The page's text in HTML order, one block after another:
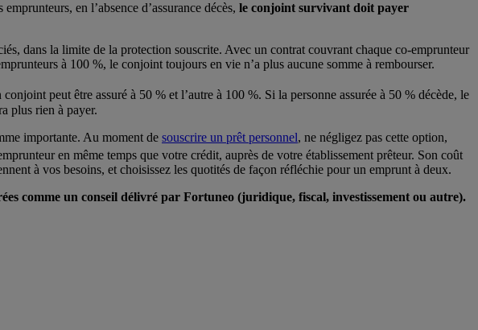
en l’absence d’assurance décès, le conjoint survivant doit payer
dans la limite de la protection souscrite. Avec un contrat couvrant chaque co-emprunteur
à 100 %, le conjoint toujours en vie n’a plus aucune somme à rembourser.
peut être assuré à 50 % et l’autre à 100 %. Si la personne assurée à 50 % décède, le
plus rien à payer.
importante. Au moment de souscrire un prêt personnel, ne négligez pas cette option,
en même temps que votre crédit, auprès de votre établissement prêteur. Son coût
à vos besoins, et choisissez les quotités de façon réfléchie pour un emprunt à deux.
comme un conseil délivré par Fortuneo (juridique, fiscal, investissement ou autre).